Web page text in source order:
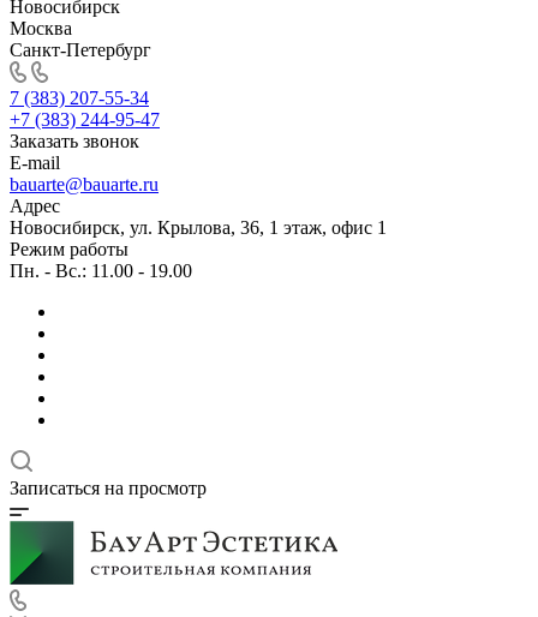
Новосибирск
Москва
Санкт-Петербург
7 (383) 207-55-34
+7 (383) 244-95-47
Заказать звонок
E-mail
bauarte@bauarte.ru
Адрес
Новосибирск, ул. Крылова, 36, 1 этаж, офис 1
Режим работы
Пн. - Вс.: 11.00 - 19.00
Записаться на просмотр